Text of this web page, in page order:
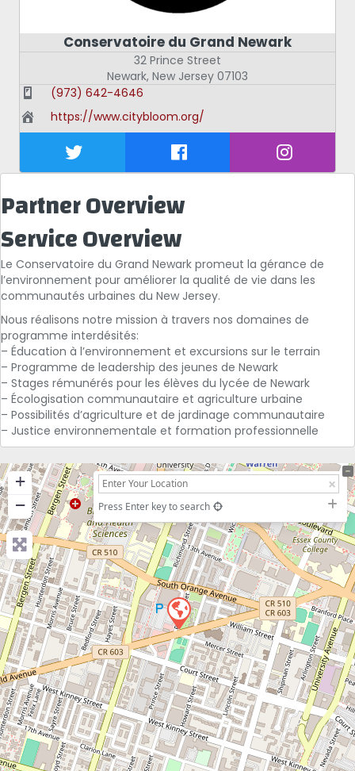
Conservatoire du Grand Newark
32 Prince Street
Newark, New Jersey 07103
(973) 642-4646
https://www.citybloom.org/
Partner Overview
Service Overview
Le Conservatoire du Grand Newark promeut la gérance de
l’environnement pour améliorer la qualité de vie dans les
communautés urbaines du New Jersey.
Nous réalisons notre mission à travers nos domaines de
programme interdésités:
– Éducation à l’environnement et excursions sur le terrain
– Programme de leadership des jeunes de Newark
– Stages rémunérés pour les élèves du lycée de Newark
– Écologisation communautaire et agriculture urbaine
– Possibilités d’agriculture et de jardinage communautaire
– Justice environnementale et formation professionnelle
+
−
Press Enter key to search